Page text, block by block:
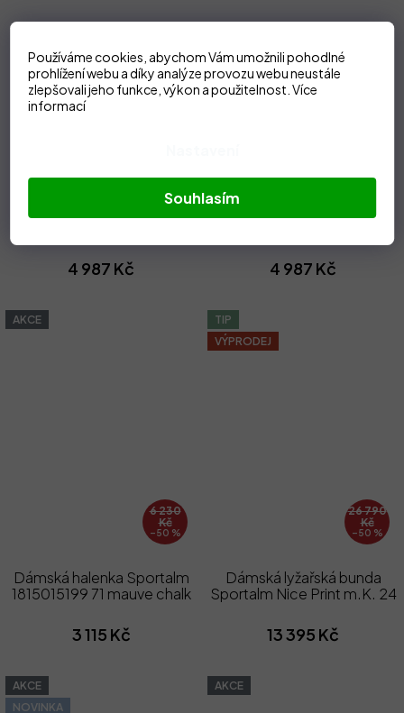
Používáme cookies, abychom Vám umožnili pohodlné
prohlížení webu a díky analýze provozu webu neustále
zlepšovali jeho funkce, výkon a použitelnost.Více
informací
Souhlasím
Dámská bunda Sportalm
4 987 Kč
Dámská bunda Sportalm
4 987 Kč
AKCE
6 230
Kč
–50 %
Dámská halenka Sportalm
1815015199 71 mauve chalk
3 115 Kč
TIP
VÝPRODEJ
26 790
Kč
–50 %
Dámská lyžařská bunda
Sportalm Nice Print m.K. 24
13 395 Kč
AKCE
NOVINKA
AKCE